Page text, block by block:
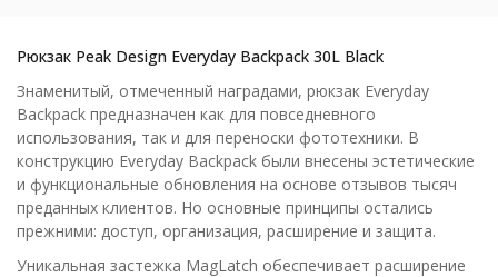
Рюкзак Peak Design Everyday Backpack 30L Black
Знаменитый, отмеченный наградами, рюкзак Everyday
Backpack предназначен как для повседневного
использования, так и для переноски фототехники. В
конструкцию Everyday Backpack были внесены эстетические
и функциональные обновления на основе отзывов тысяч
преданных клиентов. Но основные принципы остались
прежними: доступ, организация, расширение и защита.
Уникальная застежка MagLatch обеспечивает расширение